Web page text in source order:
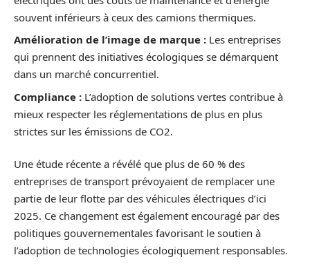
souvent inférieurs à ceux des camions thermiques.
Amélioration de l’image de marque : Les entreprises
qui prennent des initiatives écologiques se démarquent
dans un marché concurrentiel.
Compliance : L’adoption de solutions vertes contribue à
mieux respecter les réglementations de plus en plus
strictes sur les émissions de CO2.
Une étude récente a révélé que plus de 60 % des
entreprises de transport prévoyaient de remplacer une
partie de leur flotte par des véhicules électriques d’ici
2025. Ce changement est également encouragé par des
politiques gouvernementales favorisant le soutien à
l’adoption de technologies écologiquement responsables.